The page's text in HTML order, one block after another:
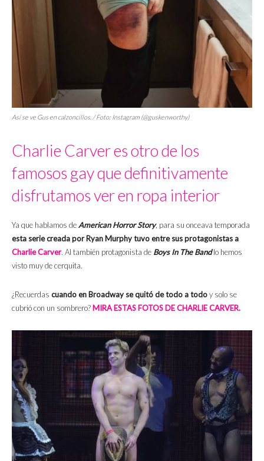
Así se ve Gus en calzoncillos. / Foto: Instagram (@guskenworthy)
Charlie Carver es otro de los
famosos gay que definitivamente
disfrutamos ver en ropa interior
Ya que hablamos deAmerican Horror Story, para su onceava temporada
esta serie creada por Ryan Murphy tuvo entre sus protagonistas a
Charlie Carver. Al también protagonista de Boys In The Bandlo hemos
visto muy de cerquita.
¿Recuerdas cuando en Broadway se quitó de todo a todoy solo se
cubrió con un sombrero? MIRA ESTAS FOTOS DE CHARLIE CARVER.